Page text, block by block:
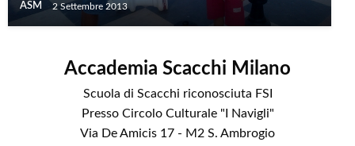
ASM 2 Settembre 2013
Accademia Scacchi Milano
Scuola di Scacchi riconosciuta FSI
Presso Circolo Culturale "I Navigli"
Via De Amicis 17 - M2 S. Ambrogio